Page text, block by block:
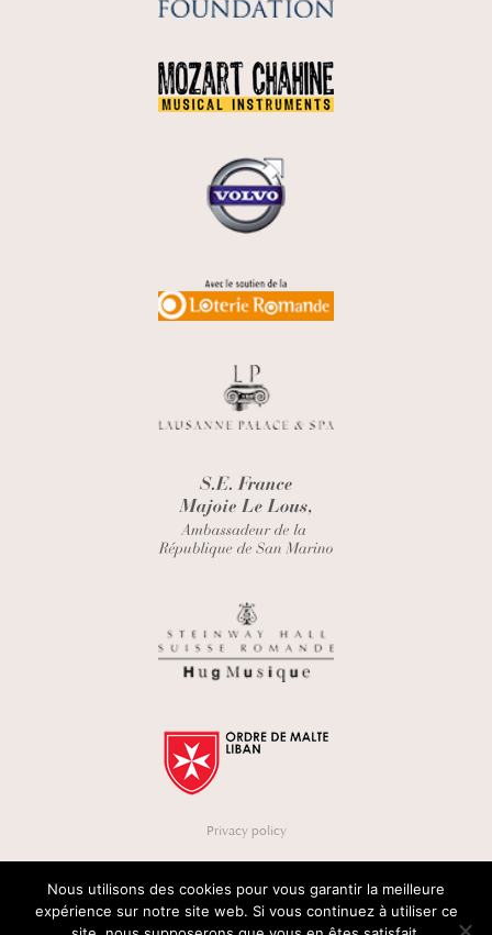
Privacy policy
Nous utilisons des cookies pour vous garantir la meilleure
expérience sur notre site web. Si vous continuez à utiliser ce